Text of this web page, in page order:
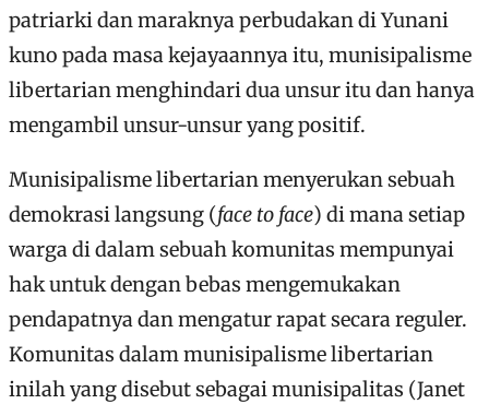
patriarki dan maraknya perbudakan di Yunani
kuno pada masa kejayaannya itu, munisipalisme
libertarian menghindari dua unsur itu dan hanya
mengambil unsur-unsur yang positif.
Munisipalisme libertarian menyerukan sebuah
demokrasi langsung (face to face) di mana setiap
warga di dalam sebuah komunitas mempunyai
hak untuk dengan bebas mengemukakan
pendapatnya dan mengatur rapat secara reguler.
Komunitas dalam munisipalisme libertarian
inilah yang disebut sebagai munisipalitas (Janet